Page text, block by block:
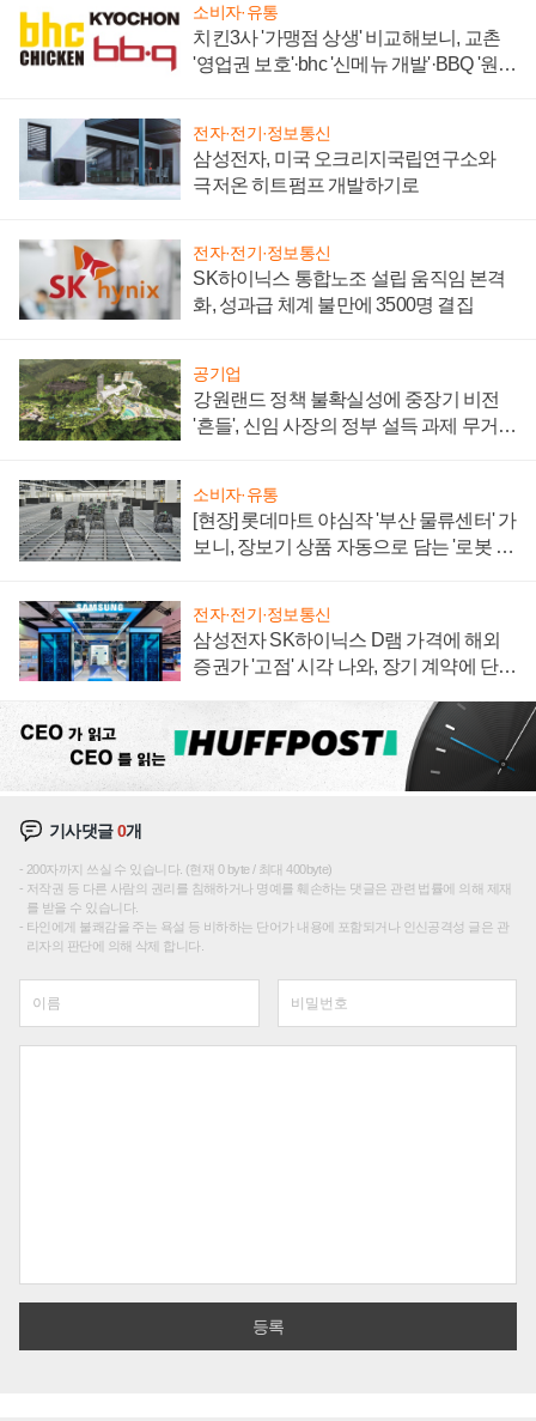
소비자·유통
치킨3사 '가맹점 상생' 비교해보니, 교촌
'영업권 보호'·bhc '신메뉴 개발'·BBQ '원가
전자·전기·정보통신
삼성전자, 미국 오크리지국립연구소와
극저온 히트펌프 개발하기로
전자·전기·정보통신
SK하이닉스 통합노조 설립 움직임 본격
화, 성과급 체계 불만에 3500명 결집
공기업
강원랜드 정책 불확실성에 중장기 비전
'흔들', 신임 사장의 정부 설득 과제 무거워
소비자·유통
[현장] 롯데마트 야심작 '부산 물류센터' 가
보니, 장보기 상품 자동으로 담는 '로봇 40
전자·전기·정보통신
삼성전자 SK하이닉스 D램 가격에 해외
증권가 '고점' 시각 나와, 장기 계약에 단점
기사댓글0개
200자까지 쓰실 수 있습니다. (현재 0 byte / 최대 400byte)
저작권 등 다른 사람의 권리를 침해하거나 명예를 훼손하는 댓글은 관련 법률에 의해 제재
를 받을 수 있습니다.
타인에게 불쾌감을 주는 욕설 등 비하하는 단어가 내용에 포함되거나 인신공격성 글은 관
리자의 판단에 의해 삭제 합니다.